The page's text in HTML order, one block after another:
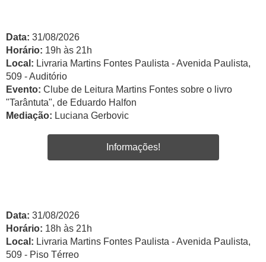
Data: 31/08/2026
Horário: 19h às 21h
Local: Livraria Martins Fontes Paulista - Avenida Paulista,
509 - Auditório
Evento: Clube de Leitura Martins Fontes sobre o livro
"Tarântuta", de Eduardo Halfon
Mediação: Luciana Gerbovic
Informações!
Data: 31/08/2026
Horário: 18h às 21h
Local: Livraria Martins Fontes Paulista - Avenida Paulista,
509 - Piso Térreo